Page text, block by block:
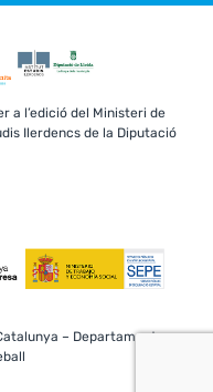
a l’edició del Ministeri de
Ilerdencs de la Diputació
– Departament